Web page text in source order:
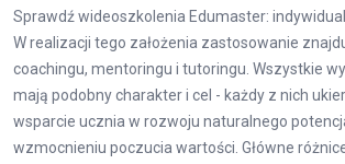
Sprawdź wideoszkolenia Edumaster:
W realizacji tego założenia zastosowanie
coachingu, mentoringu i tutoringu. Wszystkie
mają podobny charakter i cel - każdy z nich
wsparcie ucznia w rozwoju naturalnego
wzmocnieniu poczucia wartości. Główne